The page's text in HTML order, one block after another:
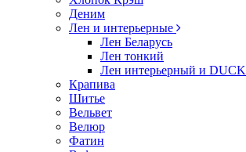
Деним
Лен и интерьерные
Лен Беларусь
Лен тонкий
Лен интерьерный и DUCK
Крапива
Шитье
Вельвет
Велюр
Фатин